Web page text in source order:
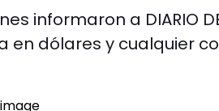
informaron a DIARIO
en dólares y cualquier